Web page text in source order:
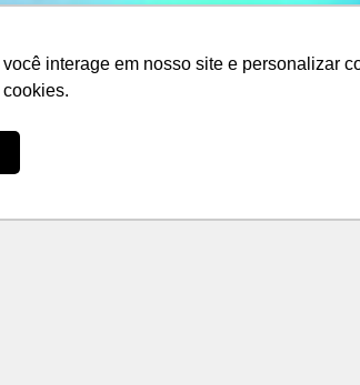
interage em nosso site e personalizar